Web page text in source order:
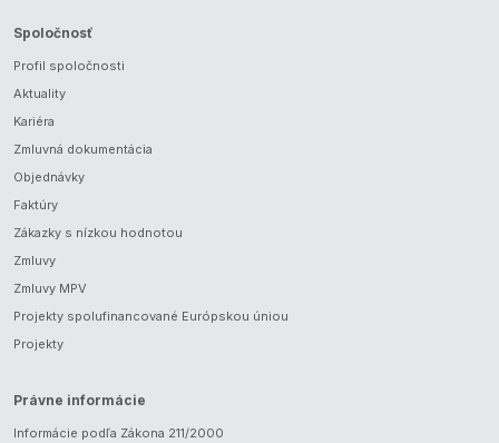
Spoločnosť
Profil spoločnosti
Aktuality
Kariéra
Zmluvná dokumentácia
Objednávky
Faktúry
Zákazky s nízkou hodnotou
Zmluvy
Zmluvy MPV
Projekty spolufinancované Európskou úniou
Projekty
Právne informácie
Informácie podľa Zákona 211/2000